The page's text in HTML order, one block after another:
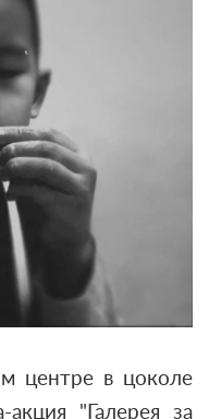
центре в цоколе
"Галерея за